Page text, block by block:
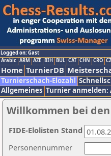
Logged on: Gast
Arabic ARM AZE BIH BUL CAT CHN CRO
Home TurnierDB
Turnierschach-Elozahl
Allgemeines Turnier anmelden:
Willkommen bei
Personennummer
FIDE-Elolisten Stand